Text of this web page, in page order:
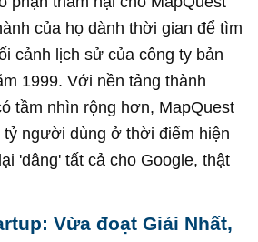
của họ dành thời gian để tìm
cảnh lịch sử của công ty bản
1999. Với nền tảng thành
tầm nhìn rộng hơn, MapQuest
tỷ người dùng ở thời điểm hiện
'dâng' tất cả cho Google, thật
Vừa đoạt Giải Nhất,